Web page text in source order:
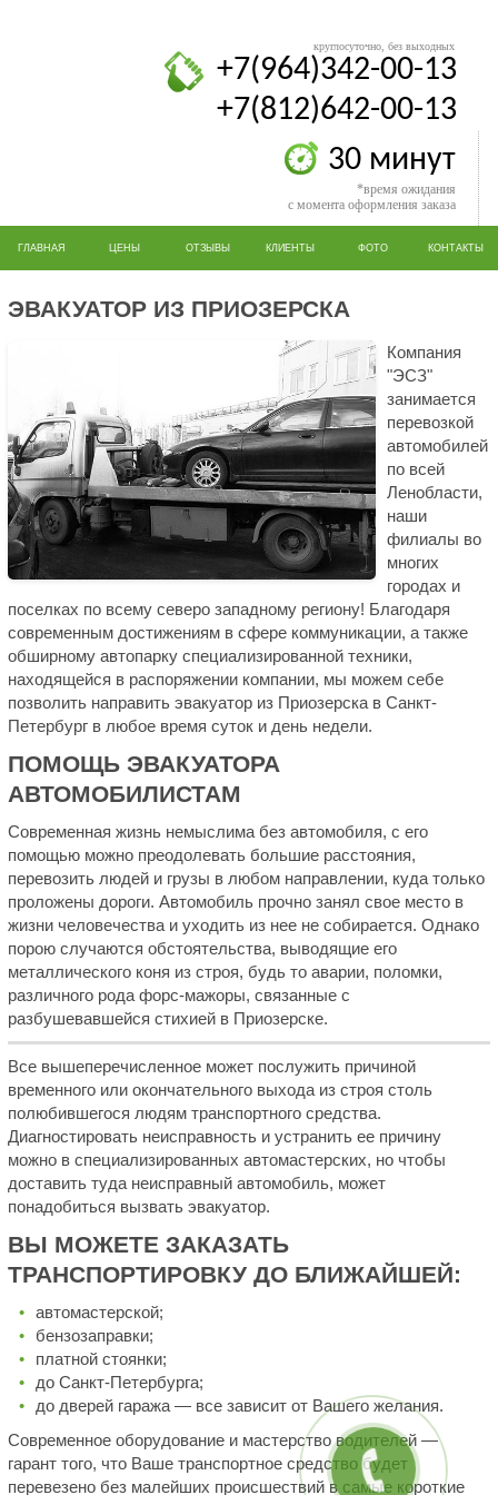
круглосуточно, без выходных
+7(964)342-00-13
+7(812)642-00-13
30 минут
*время ожидания
с момента оформления заказа
ГЛАВНАЯ ЦЕНЫ ОТЗЫВЫ КЛИЕНТЫ ФОТО КОНТАКТЫ
ЭВАКУАТОР ИЗ ПРИОЗЕРСКА
Компания
"ЭСЗ"
занимается
перевозкой
автомобилей
по всей
Ленобласти,
наши
филиалы во
многих
городах и
поселках по всему северо западному региону! Благодаря
современным достижениям в сфере коммуникации, а также
обширному автопарку специализированной техники,
находящейся в распоряжении компании, мы можем себе
позволить направить эвакуатор из Приозерска в Санкт-
Петербург в любое время суток и день недели.
ПОМОЩЬ ЭВАКУАТОРА
АВТОМОБИЛИСТАМ
Современная жизнь немыслима без автомобиля, с его
помощью можно преодолевать большие расстояния,
перевозить людей и грузы в любом направлении, куда только
проложены дороги. Автомобиль прочно занял свое место в
жизни человечества и уходить из нее не собирается. Однако
порою случаются обстоятельства, выводящие его
металлического коня из строя, будь то аварии, поломки,
различного рода форс-мажоры, связанные с
разбушевавшейся стихией в Приозерске.
Все вышеперечисленное может послужить причиной
временного или окончательного выхода из строя столь
полюбившегося людям транспортного средства.
Диагностировать неисправность и устранить ее причину
можно в специализированных автомастерских, но чтобы
доставить туда неисправный автомобиль, может
понадобиться вызвать эвакуатор.
ВЫ МОЖЕТЕ ЗАКАЗАТЬ
ТРАНСПОРТИРОВКУ ДО БЛИЖАЙШЕЙ:
автомастерской;
бензозаправки;
платной стоянки;
до Санкт-Петербурга;
до дверей гаража — все зависит от Вашего желания.
Современное оборудование и мастерство водителей —
гарант того, что Ваше транспортное средство будет
перевезено без малейших происшествий в самые короткие